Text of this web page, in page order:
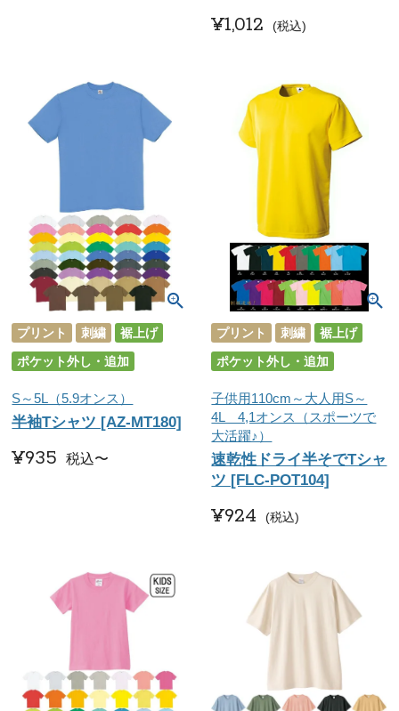
¥1,012 税込
プリント 刺繍
裾上げ
ポケット外し・追加
S～5L（5.9オンス）
半袖Tシャツ [AZ-MT180]
¥935 税込〜
プリント 刺繍
裾上げ
ポケット外し・追加
子供用110cm～大人用S～
4L 4,1オンス（スポーツで
大活躍♪）
速乾性ドライ半そでTシャ
ツ [FLC-POT104]
¥924 税込